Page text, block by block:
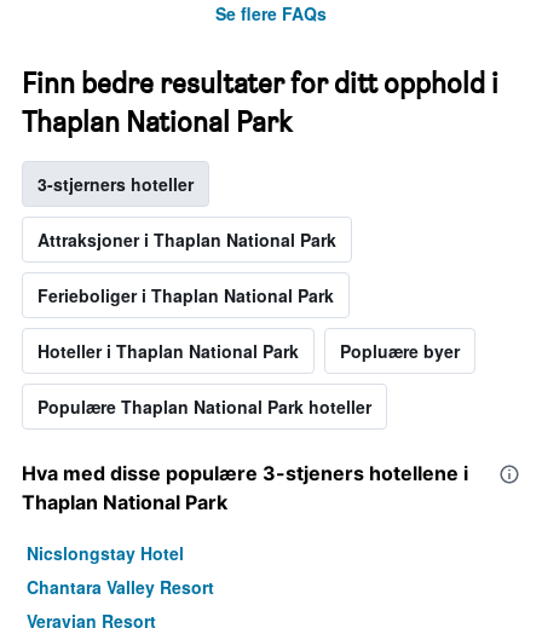
Se flere FAQs
Finn bedre resultater for ditt opphold i
Thaplan National Park
3-stjerners hoteller
Attraksjoner i Thaplan National Park
Ferieboliger i Thaplan National Park
Hoteller i Thaplan National Park Popluære byer
Populære Thaplan National Park hoteller
Hva med disse populære 3-stjeners hotellene i
Thaplan National Park
Nicslongstay Hotel
Chantara Valley Resort
Veravian Resort